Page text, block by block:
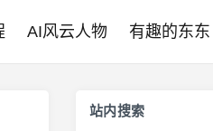
AI风云人物 有趣的东东
站内搜索